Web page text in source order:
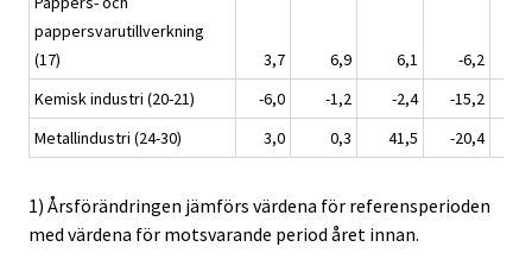
pappersvarutillverkning
(17)
3,7 6,9 6,1
-6,2
Kemisk industri (20-21)
-6,0 -1,2 -2,4
-15,2
Metallindustri (24-30)
3,0 0,3 41,5 -20,4
1) Årsförändringen jämförs värdena för referensperioden
med värdena för motsvarande period året innan.